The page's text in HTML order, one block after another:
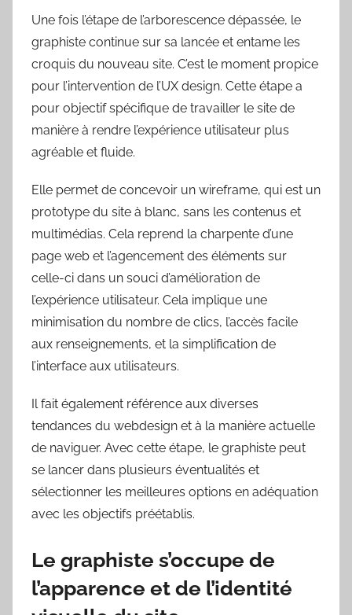
Une fois l’étape de l’arborescence dépassée, le
graphiste continue sur sa lancée et entame les
croquis du nouveau site. C’est le moment propice
pour l’intervention de l’UX design. Cette étape a
pour objectif spécifique de travailler le site de
manière à rendre l’expérience utilisateur plus
agréable et fluide.
Elle permet de concevoir un wireframe, qui est un
prototype du site à blanc, sans les contenus et
multimédias. Cela reprend la charpente d’une
page web et l’agencement des éléments sur
celle-ci dans un souci d’amélioration de
l’expérience utilisateur. Cela implique une
minimisation du nombre de clics, l’accès facile
aux renseignements, et la simplification de
l’interface aux utilisateurs.
Il fait également référence aux diverses
tendances du webdesign et à la manière actuelle
de naviguer. Avec cette étape, le graphiste peut
se lancer dans plusieurs éventualités et
sélectionner les meilleures options en adéquation
avec les objectifs préétablis.
Le graphiste s’occupe de
l’apparence et de l’identité